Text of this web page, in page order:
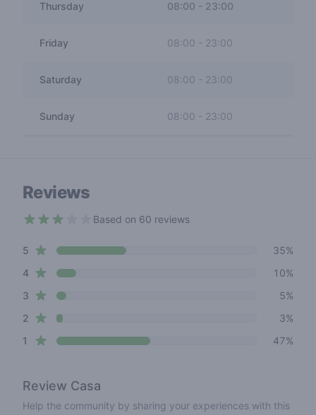
Thursday 08:00 - 23:00
Friday 08:00 - 23:00
Saturday 08:00 23:00
Sunday 08:00 - 23:00
Reviews
Based on 60 reviews
Review data
5 star reviews
35%
4star reviews
10%
3 star reviews
5%
2 star reviews
3%
1 star reviews 47%
Review Casa
Help the community by sharing your experiences with this